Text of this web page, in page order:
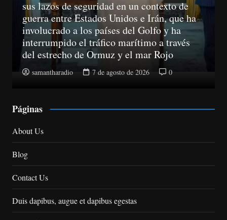
Mundiales
A partir del 11 de agosto, las empresas ya
no podrán llamar a un consumidor sin haber
obtenido su consentimiento previo
samantharadio 7 de agosto de 2026
Páginas
About Us
Blog
Contact Us
Duis dapibus, augue et dapibus egestas